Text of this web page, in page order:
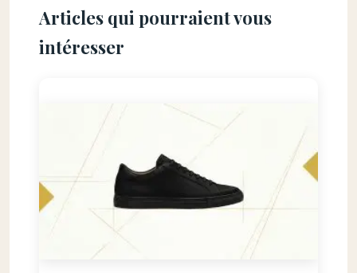
Articles qui pourraient vous
intéresser